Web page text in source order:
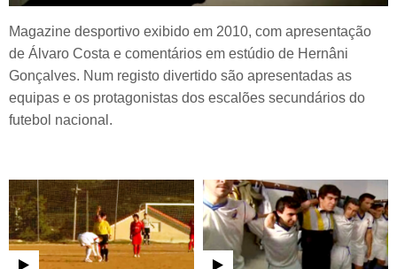
Magazine desportivo exibido em 2010, com apresentação
de Álvaro Costa e comentários em estúdio de Hernâni
Gonçalves. Num registo divertido são apresentadas as
equipas e os protagonistas dos escalões secundários do
futebol nacional.